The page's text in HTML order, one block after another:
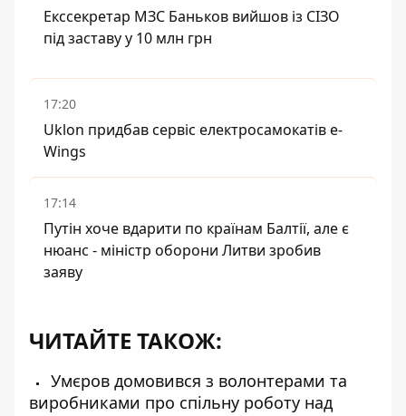
Екссекретар МЗС Баньков вийшов із СІЗО
під заставу у 10 млн грн
17:20
Uklon придбав сервіс електросамокатів e-
Wings
17:14
Путін хоче вдарити по країнам Балтії, але є
нюанс - міністр оборони Литви зробив
заяву
ЧИТАЙТЕ ТАКОЖ:
Умєров домовився з волонтерами та
виробниками про спільну роботу над